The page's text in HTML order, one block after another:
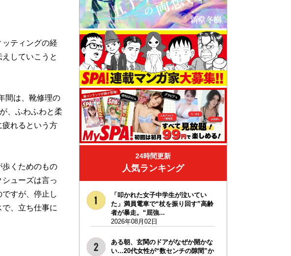
ティングの経
していこうと
間は、靴修理の
、ふわふわと柔
れるという方
くためのもの
ューズは言っ
すが、停止し
、立ち仕事に
24時間更新
人気ランキング
「叩かれた女子中学生が泣いてい
た」満員電車で“杖を振り回す”高齢
者が暴走。“屈強...
2026年08月02日
ある朝、玄関のドアがなぜか開かな
い…20代女性が“数センチの隙間”か